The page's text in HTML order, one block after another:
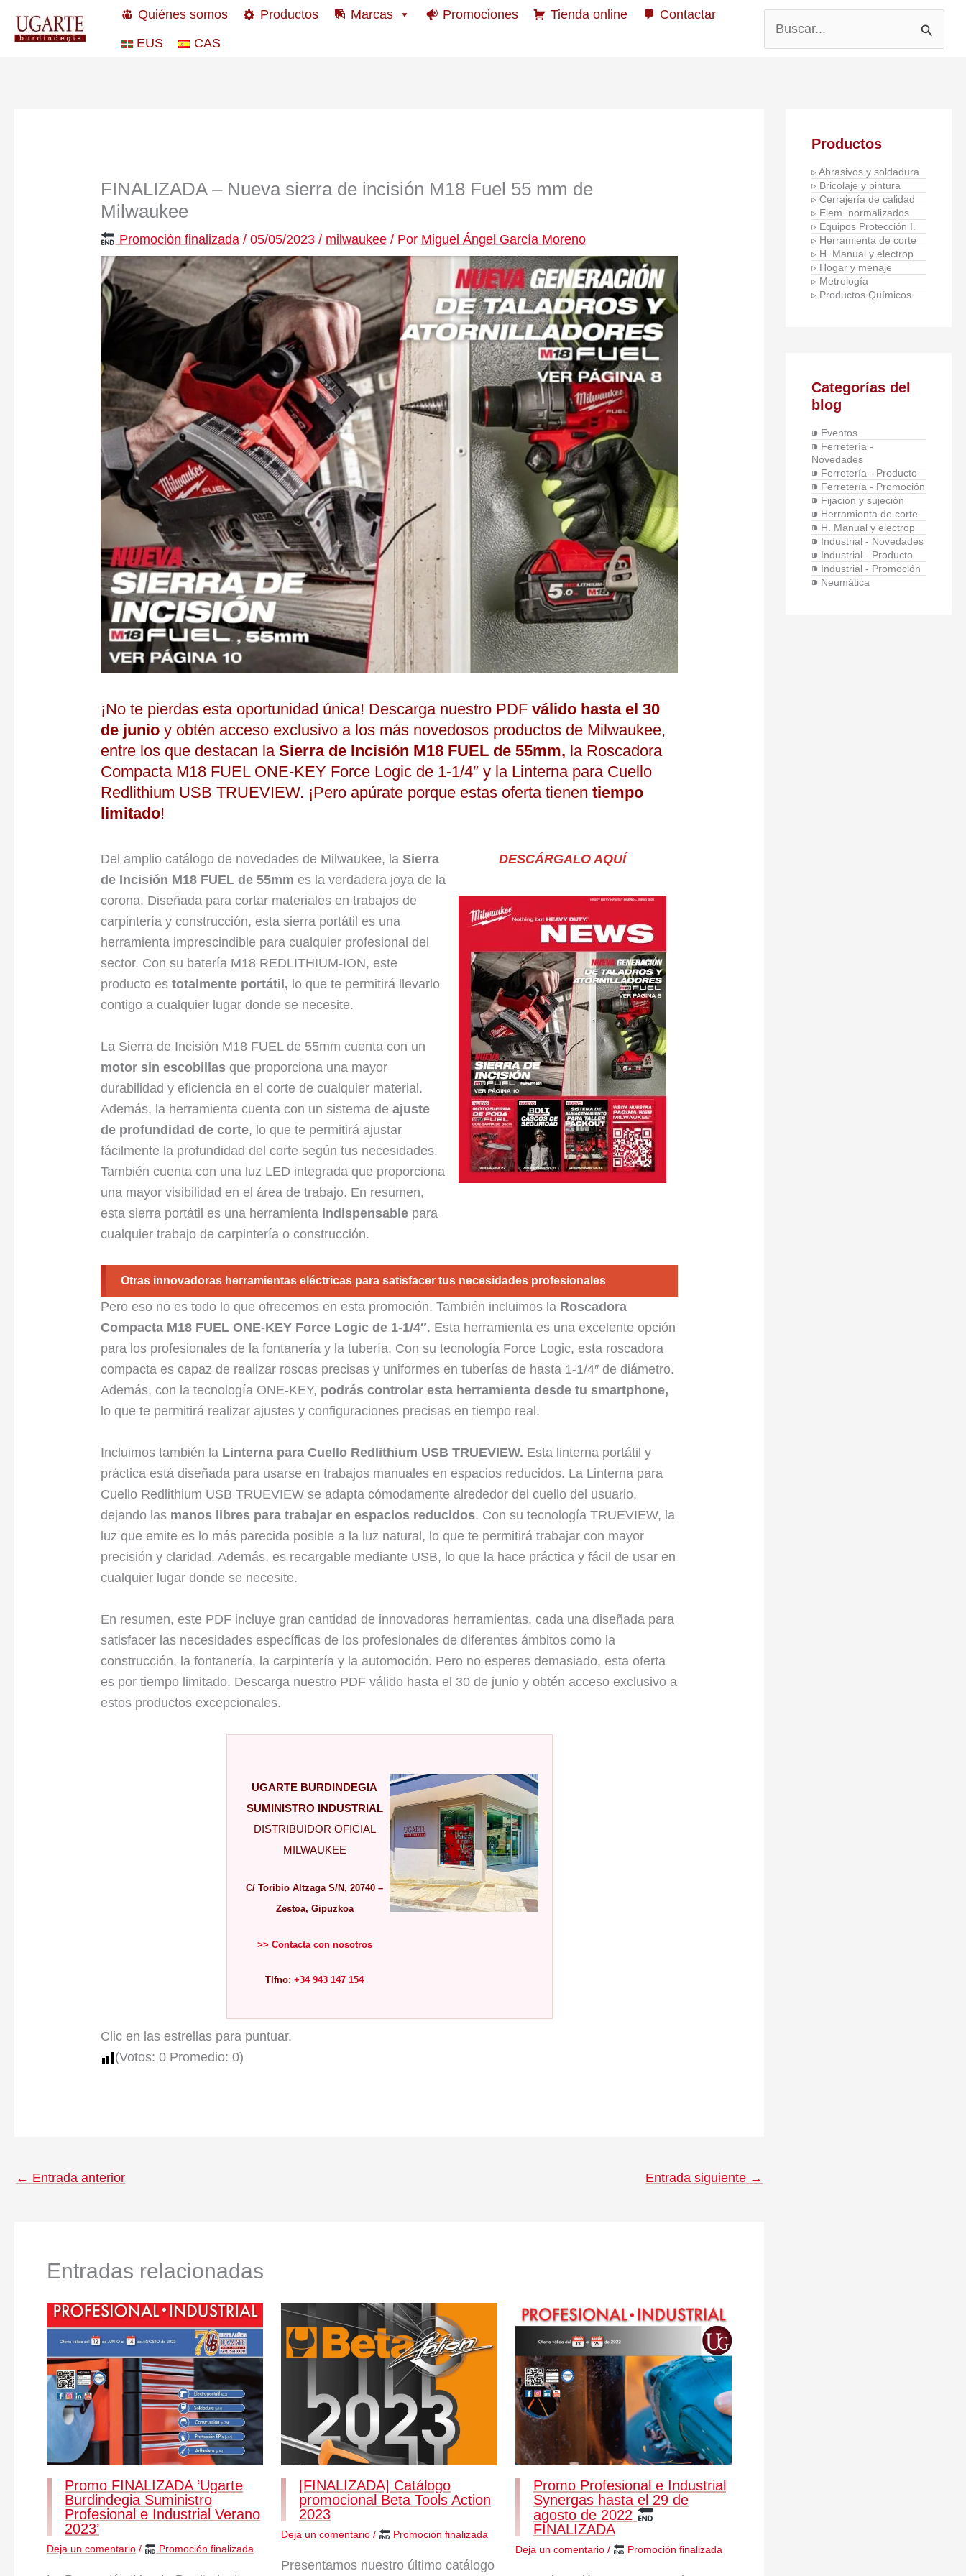
Quiénes somos Productos Marcas Promociones Tienda online
Contactar
EUS
CAS
Buscar
por:
FINALIZADA – Nueva sierra de incisión M18 Fuel 55 mm de
Milwaukee
Promoción finalizada/ 05/05/2023 / milwaukee/ Por Miguel Ángel García Moreno
¡No te pierdas esta oportunidad única! Descarga nuestro PDFválido hasta el 30
de junio y obtén acceso exclusivo a los más novedosos productos de Milwaukee,
entre los que destacan laSierra de Incisión M18 FUEL de 55mm, la Roscadora
Compacta M18 FUEL ONE-KEY Force Logic de 1-1/4″ y la Linterna para Cuello
Redlithium USB TRUEVIEW. ¡Pero apúrate porque estas oferta tienentiempo
limitado!
Del amplio catálogo de novedades de Milwaukee, laSierra
de Incisión M18 FUEL de 55mmes la verdadera joya de la
corona. Diseñada para cortar materiales en trabajos de
carpintería y construcción, esta sierra portátil es una
herramienta imprescindible para cualquier profesional del
sector. Con su batería M18 REDLITHIUM-ION, este
producto estotalmente portátil, lo que te permitirá llevarlo
contigo a cualquier lugar donde se necesite.
La Sierra de Incisión M18 FUEL de 55mm cuenta con un
motor sin escobillasque proporciona una mayor
durabilidad y eficiencia en el corte de cualquier material.
Además, la herramienta cuenta con un sistema deajuste
de profundidad de corte, lo que te permitirá ajustar
fácilmente la profundidad del corte según tus necesidades.
También cuenta con una luz LED integrada que proporciona
una mayor visibilidad en el área de trabajo. En resumen,
esta sierra portátil es una herramienta indispensable para
cualquier trabajo de carpintería o construcción.
DESCÁRGALO AQUÍ
Otras innovadoras herramientas eléctricas para satisfacer tus necesidades profesionales
Pero eso no es todo lo que ofrecemos en esta promoción. También incluimos la Roscadora
Compacta M18 FUEL ONE-KEY Force Logic de 1-1/4″. Esta herramienta es una excelente opción
para los profesionales de la fontanería y la tubería. Con su tecnología Force Logic, esta roscadora
compacta es capaz de realizar roscas precisas y uniformes en tuberías de hasta 1-1/4″ de diámetro.
Además, con la tecnología ONE-KEY, podrás controlar esta herramienta desde tu smartphone,
lo que te permitirá realizar ajustes y configuraciones precisas en tiempo real.
Incluimos también la Linterna para Cuello Redlithium USB TRUEVIEW. Esta linterna portátil y
práctica está diseñada para usarse en trabajos manuales en espacios reducidos. La Linterna para
Cuello Redlithium USB TRUEVIEW se adapta cómodamente alrededor del cuello del usuario,
dejando las manos libres para trabajar en espacios reducidos. Con su tecnología TRUEVIEW, la
luz que emite es lo más parecida posible a la luz natural, lo que te permitirá trabajar con mayor
precisión y claridad. Además, es recargable mediante USB, lo que la hace práctica y fácil de usar en
cualquier lugar donde se necesite.
En resumen, este PDF incluye gran cantidad de innovadoras herramientas, cada una diseñada para
satisfacer las necesidades específicas de los profesionales de diferentes ámbitos como la
construcción, la fontanería, la carpintería y la automoción. Pero no esperes demasiado, esta oferta
es por tiempo limitado. Descarga nuestro PDF válido hasta el 30 de junio y obtén acceso exclusivo a
estos productos excepcionales.
UGARTE BURDINDEGIA
SUMINISTRO INDUSTRIAL
DISTRIBUIDOR OFICIAL
MILWAUKEE
C/ Toribio Altzaga S/N, 20740 –
Zestoa, Gipuzkoa
>> Contacta con nosotros
Tlfno:+34 943 147 154
Clic en las estrellas para puntuar.
(Votos:0 Promedio:0)
← Entrada anterior Entrada siguiente →
Entradas relacionadas
Promo FINALIZADA ‘Ugarte
Burdindegia Suministro
Profesional e Industrial Verano
2023’
Deja un comentario / Promoción finalizada
[FINALIZADA] Catálogo
promocional Beta Tools Action
2023
Deja un comentario / Promoción finalizada
Presentamos nuestro último catálogo
Promo Profesional e Industrial
Synergas hasta el 29 de
agosto de 2022
FINALIZADA
Deja un comentario / Promoción finalizada
Productos
▹ Abrasivos y soldadura
▹ Bricolaje y pintura
▹ Cerrajería de calidad
▹ Elem. normalizados
▹ Equipos Protección I.
▹ Herramienta de corte
▹ H. Manual y electrop
▹ Hogar y menaje
▹ Metrología
▹ Productos Químicos
Categorías del
blog
⁍ Eventos
⁍ Ferretería -
Novedades
⁍ Ferretería - Producto
⁍ Ferretería - Promoción
⁍ Fijación y sujeción
⁍ Herramienta de corte
⁍ H. Manual y electrop
⁍ Industrial - Novedades
⁍ Industrial - Producto
⁍ Industrial - Promoción
⁍ Neumática